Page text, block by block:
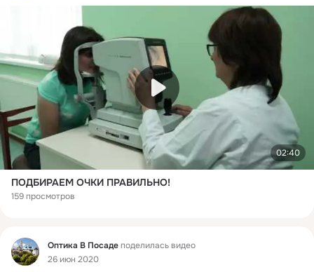
02:40
ПОДБИРАЕМ ОЧКИ ПРАВИЛЬНО!
159 просмотров
Фид Оптика В Посадеподелилась видео
26 июн 2020